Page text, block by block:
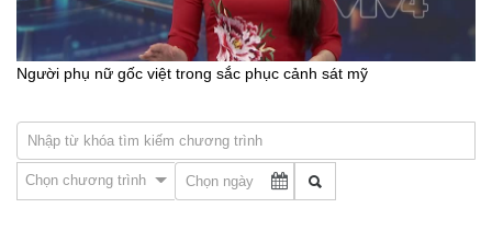
Người phụ nữ gốc việt trong sắc phục cảnh sát mỹ
Chọn chương trình